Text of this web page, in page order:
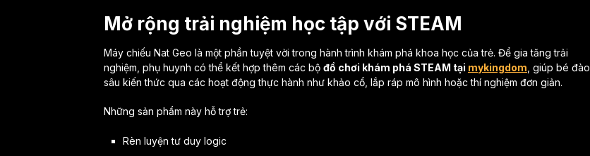
Mở rộng trải nghiệm học tập với STEAM
Máy chiếu Nat Geo là một phần tuyệt vời trong hành trình khám phá khoa học của trẻ. Để gia tăng trải
nghiệm, phụ huynh có thể kết hợp thêm các bộ đồ chơi khám phá STEAM tại mykingdom , giúp bé đào
sâu kiến thức qua các hoạt động thực hành như khảo cổ, lắp ráp mô hình hoặc thí nghiệm đơn giản.
Những sản phẩm này hỗ trợ trẻ:
Rèn luyện tư duy logic